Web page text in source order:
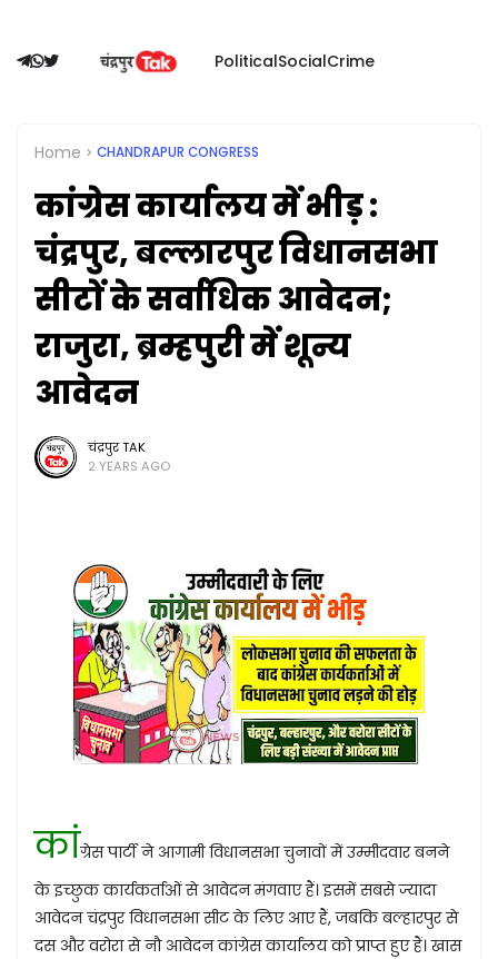
PoliticalSocialCrime
Home CHANDRAPUR CONGRESS
कांग्रेस कार्यालय में भीड़ :
चंद्रपुर, बल्लारपुर विधानसभा
सीटों के सर्वाधिक आवेदन;
राजुरा, ब्रम्हपुरी में शून्य
आवेदन
चंद्रपुर TAK
2 YEARS AGO
कांग्रेस पार्टी ने आगामी विधानसभा चुनावों में उम्मीदवार बनने
के इच्छुक कार्यकर्ताओं से आवेदन मंगवाए हैं। इसमें सबसे ज्यादा
आवेदन चंद्रपुर विधानसभा सीट के लिए आए हैं, जबकि बल्हारपुर से
दस और वरोरा से नौ आवेदन कांग्रेस कार्यालय को प्राप्त हुए हैं। खास